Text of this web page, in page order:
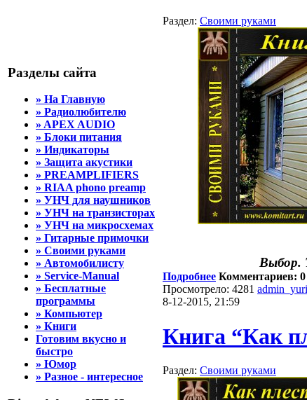
Разделы сайта
» На Главную
» Радиолюбителю
» APEX AUDIO
» Блоки питания
» Индикаторы
» Защита акустики
» PREAMPLIFIERS
» RIAA phono preamp
» УНЧ для наушников
» УНЧ на транзисторах
» УНЧ на микросхемах
» Гитарные примочки
» Своими руками
» Автомобилисту
» Service-Manual
» Бесплатные
программы
» Компьютер
» Книги
Готовим вкусно и
быстро
» Юмор
» Разное - интересное
Раздел: Своими руками
Выбор.
Подробнее Комментариев: 0
Просмотрело: 4281
8-12-2015, 21:59
Книга “Как
Раздел: Своими руками